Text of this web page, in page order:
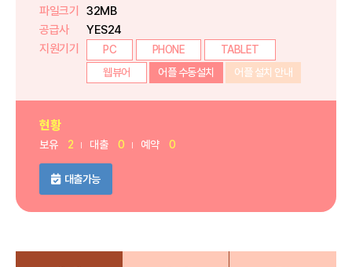
파일크기
32MB
공급사
YES24
지원기기
PC PHONE
TABLET
웹뷰어
어플 수동설치 어플 설치 안내
현황
보유 2 대출 0 예약 0
대출가능